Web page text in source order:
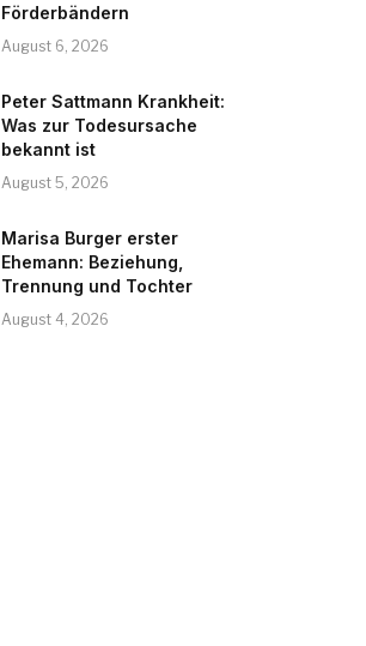
Förderbändern
August 6, 2026
Peter Sattmann Krankheit:
Was zur Todesursache
bekannt ist
August 5, 2026
Marisa Burger erster
Ehemann: Beziehung,
Trennung und Tochter
August 4, 2026